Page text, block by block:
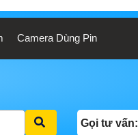
Camera Dùng Pin
Gọi tư vấn: